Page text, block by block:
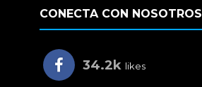
CONECTA CON NOSOTROS
34.2k likes